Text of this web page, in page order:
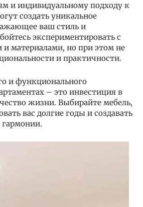
и индивидуальному подходу к
создать уникальное
ваш стиль и
экспериментировать с
материалами, но при этом не
и практичности.
и функционального
– это инвестиция в
жизни. Выбирайте мебель,
вас долгие годы и создавать